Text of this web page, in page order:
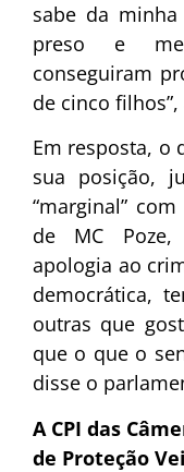
sabe da
preso e
conseguiram
de cinco
Em resposta, o
sua posição,
“marginal”
de MC
apologia ao
democrática,
outras que
que o que o
disse o
A CPI das
de Proteção